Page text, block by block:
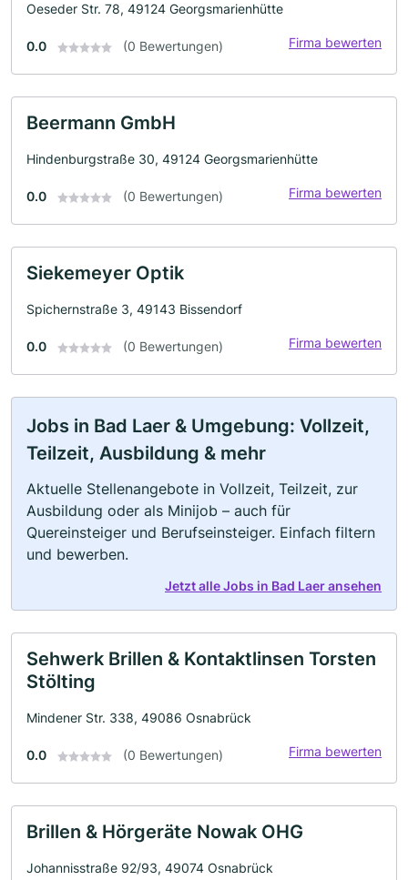
Oeseder Str. 78, 49124 Georgsmarienhütte
0.0 (0 Bewertungen) Firma bewerten
Beermann GmbH
Hindenburgstraße 30, 49124 Georgsmarienhütte
0.0 (0 Bewertungen) Firma bewerten
Siekemeyer Optik
Spichernstraße 3, 49143 Bissendorf
0.0 (0 Bewertungen) Firma bewerten
Jobs in Bad Laer & Umgebung: Vollzeit,
Teilzeit, Ausbildung & mehr
Aktuelle Stellenangebote in Vollzeit, Teilzeit, zur
Ausbildung oder als Minijob – auch für
Quereinsteiger und Berufseinsteiger. Einfach filtern
und bewerben.
Jetzt alle Jobs in Bad Laer ansehen
Sehwerk Brillen & Kontaktlinsen Torsten
Stölting
Mindener Str. 338, 49086 Osnabrück
0.0 (0 Bewertungen) Firma bewerten
Brillen & Hörgeräte Nowak OHG
Johannisstraße 92/93, 49074 Osnabrück